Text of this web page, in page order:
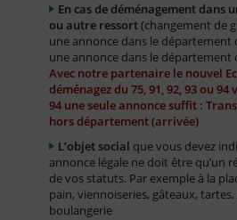
En cas de déménagement dans
ou autre ressort(changement de
une annonce dans le département
une annonce dans le département
Avec notre partenaire le nouvel
déménagez du 75, 91, 92, 93 ou 94
94 une seule annonce suffit :
hors département (arrivée)
L’objet social que vous devez
annonce légale ne doit être qu’un
de vos statuts. Par exemple à la
pain, viennoiseries, gâteaux,
boulangerie